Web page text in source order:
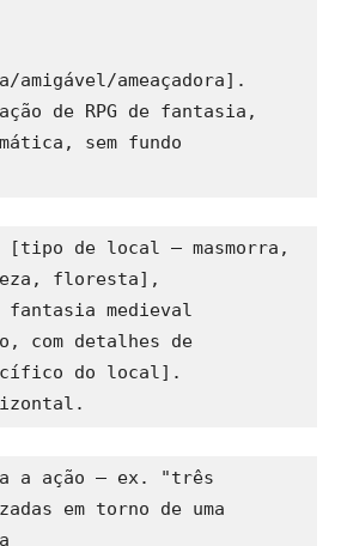
ameaçadora].
de RPG de fantasia,
sem fundo
[tipo de local — masmorra,
floresta],
fantasia medieval
com detalhes de
do local].
a ação — ex. "três
em torno de uma